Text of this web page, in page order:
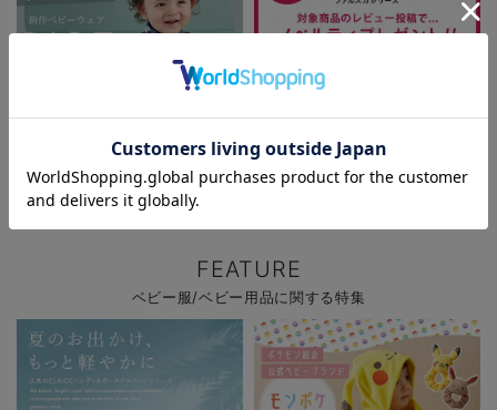
新作ベビーウェア 最大20%OFF
ファルスカ レビュー投稿でノベル
FEATURE
ベビー服/ベビー用品に関する特集
お気に入り商品を確認する